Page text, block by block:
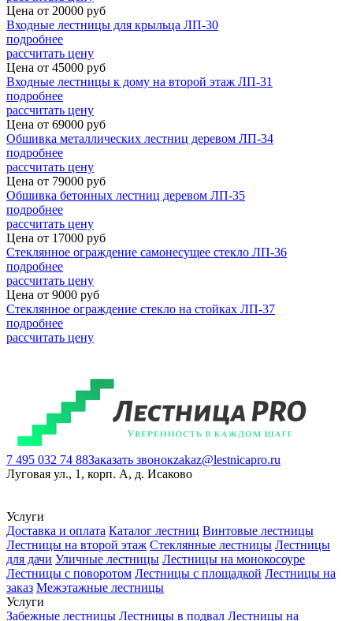
Цена от 20000 руб
Входные лестницы для крыльца ЛП-30
подробнее
рассчитать цену
Цена от 45000 руб
Входные лестницы к дому на второй этаж ЛП-31
подробнее
рассчитать цену
Цена от 69000 руб
Обшивка металлических лестниц деревом ЛП-34
подробнее
рассчитать цену
Цена от 79000 руб
Обшивка бетонных лестниц деревом ЛП-35
подробнее
рассчитать цену
Цена от 17000 руб
Стеклянное ограждение самонесущее стекло ЛП-36
подробнее
рассчитать цену
Цена от 9000 руб
Стеклянное ограждение стекло на стойках ЛП-37
подробнее
рассчитать цену
7 495 032 74 88Заказать звонокzakaz@lestnicapro.ru
Луговая ул., 1, корп. А, д. Исаково
Услуги
Доставка и оплата Каталог лестниц Винтовые лестницы
Лестницы на второй этаж Стеклянные лестницы Лестницы
для дачи Уличные лестницы Лестницы на монокосоуре
Лестницы с поворотом Лестницы с площадкой Лестницы на
заказ Межэтажные лестницы
Услуги
Забежные лестницы Лестницы в подвал Лестницы на